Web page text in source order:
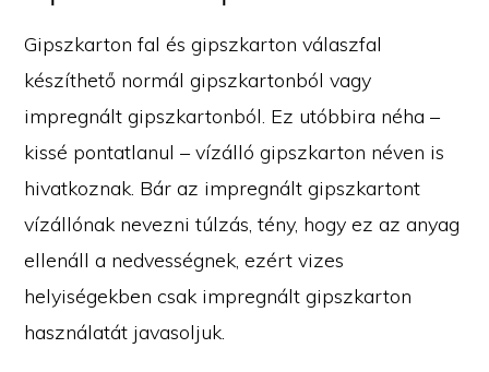
Gipszkarton fal és gipszkarton válaszfal
készíthető normál gipszkartonból vagy
impregnált gipszkartonból. Ez utóbbira néha –
kissé pontatlanul – vízálló gipszkarton néven is
hivatkoznak. Bár az impregnált gipszkartont
vízállónak nevezni túlzás, tény, hogy ez az anyag
ellenáll a nedvességnek, ezért vizes
helyiségekben csak impregnált gipszkarton
használatát javasoljuk.